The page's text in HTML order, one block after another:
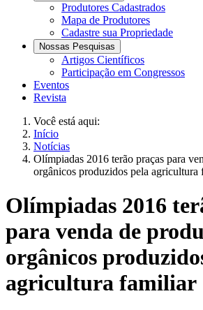
Produtores Cadastrados
Mapa de Produtores
Cadastre sua Propriedade
Nossas Pesquisas
Artigos Científicos
Participação em Congressos
Eventos
Revista
Você está aqui:
Início
Notícias
Olímpiadas 2016 terão praças para
orgânicos produzidos pela agricultura
Olímpiadas 2016
para venda de
orgânicos
agricultura familiar